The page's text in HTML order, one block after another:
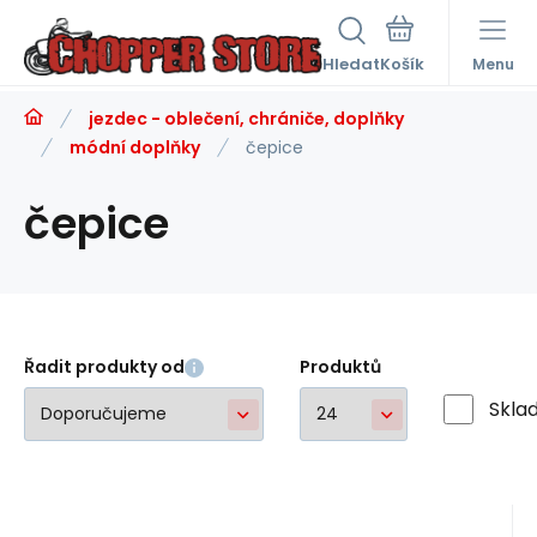
Hledat Menu
jezdec - oblečení, chrániče, doplňky
módní doplňky
čepice
čepice
Řadit produkty od Produktů